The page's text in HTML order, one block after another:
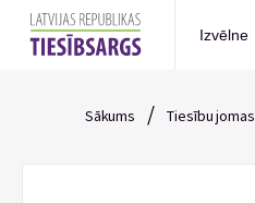
Izvēlne
Sākums / Tiesību jomas